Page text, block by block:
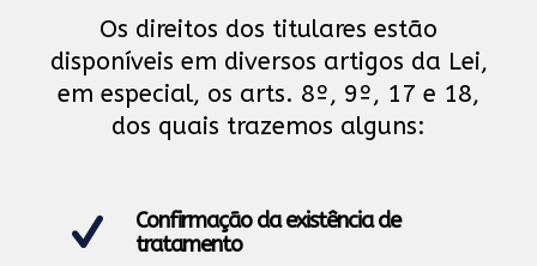
Os direitos dos titulares estão
disponíveis em diversos artigos da Lei,
em especial, os arts. 8º, 9º, 17 e 18,
dos quais trazemos alguns:
Confirmação da existência de
tratamento